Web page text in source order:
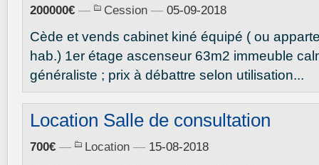
200000€ — Cession — 05-09-2018
Cède et vends cabinet kiné équipé ( ou
hab.) 1er étage ascenseur 63m2 immeuble
généraliste ; prix à débattre selon utilisation...
Location Salle de consultation
700€ — Location — 15-08-2018